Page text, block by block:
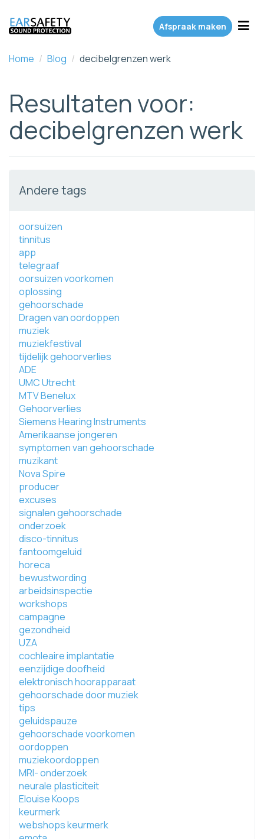
Afspraak maken
Home / Blog / decibelgrenzen werk
Resultaten voor:
decibelgrenzen werk
Andere tags
oorsuizen
tinnitus
app
telegraaf
oorsuizen voorkomen
oplossing
gehoorschade
Dragen van oordoppen
muziek
muziekfestival
tijdelijk gehoorverlies
ADE
UMC Utrecht
MTV Benelux
Gehoorverlies
Siemens Hearing Instruments
Amerikaanse jongeren
symptomen van gehoorschade
muzikant
Nova Spire
producer
excuses
signalen gehoorschade
onderzoek
disco-tinnitus
fantoomgeluid
horeca
bewustwording
arbeidsinspectie
workshops
campagne
gezondheid
UZA
cochleaire implantatie
eenzijdige doofheid
elektronisch hoorapparaat
gehoorschade door muziek
tips
geluidspauze
gehoorschade voorkomen
oordoppen
muziekoordoppen
MRI- onderzoek
neurale plasticiteit
Elouise Koops
keurmerk
webshops keurmerk